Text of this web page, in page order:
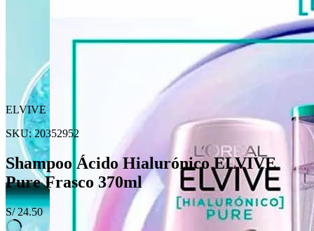
ELVIVE
SKU:20352952
Shampoo Ácido Hialurónico ELVIVE
Pure Frasco 370ml
S/24.50